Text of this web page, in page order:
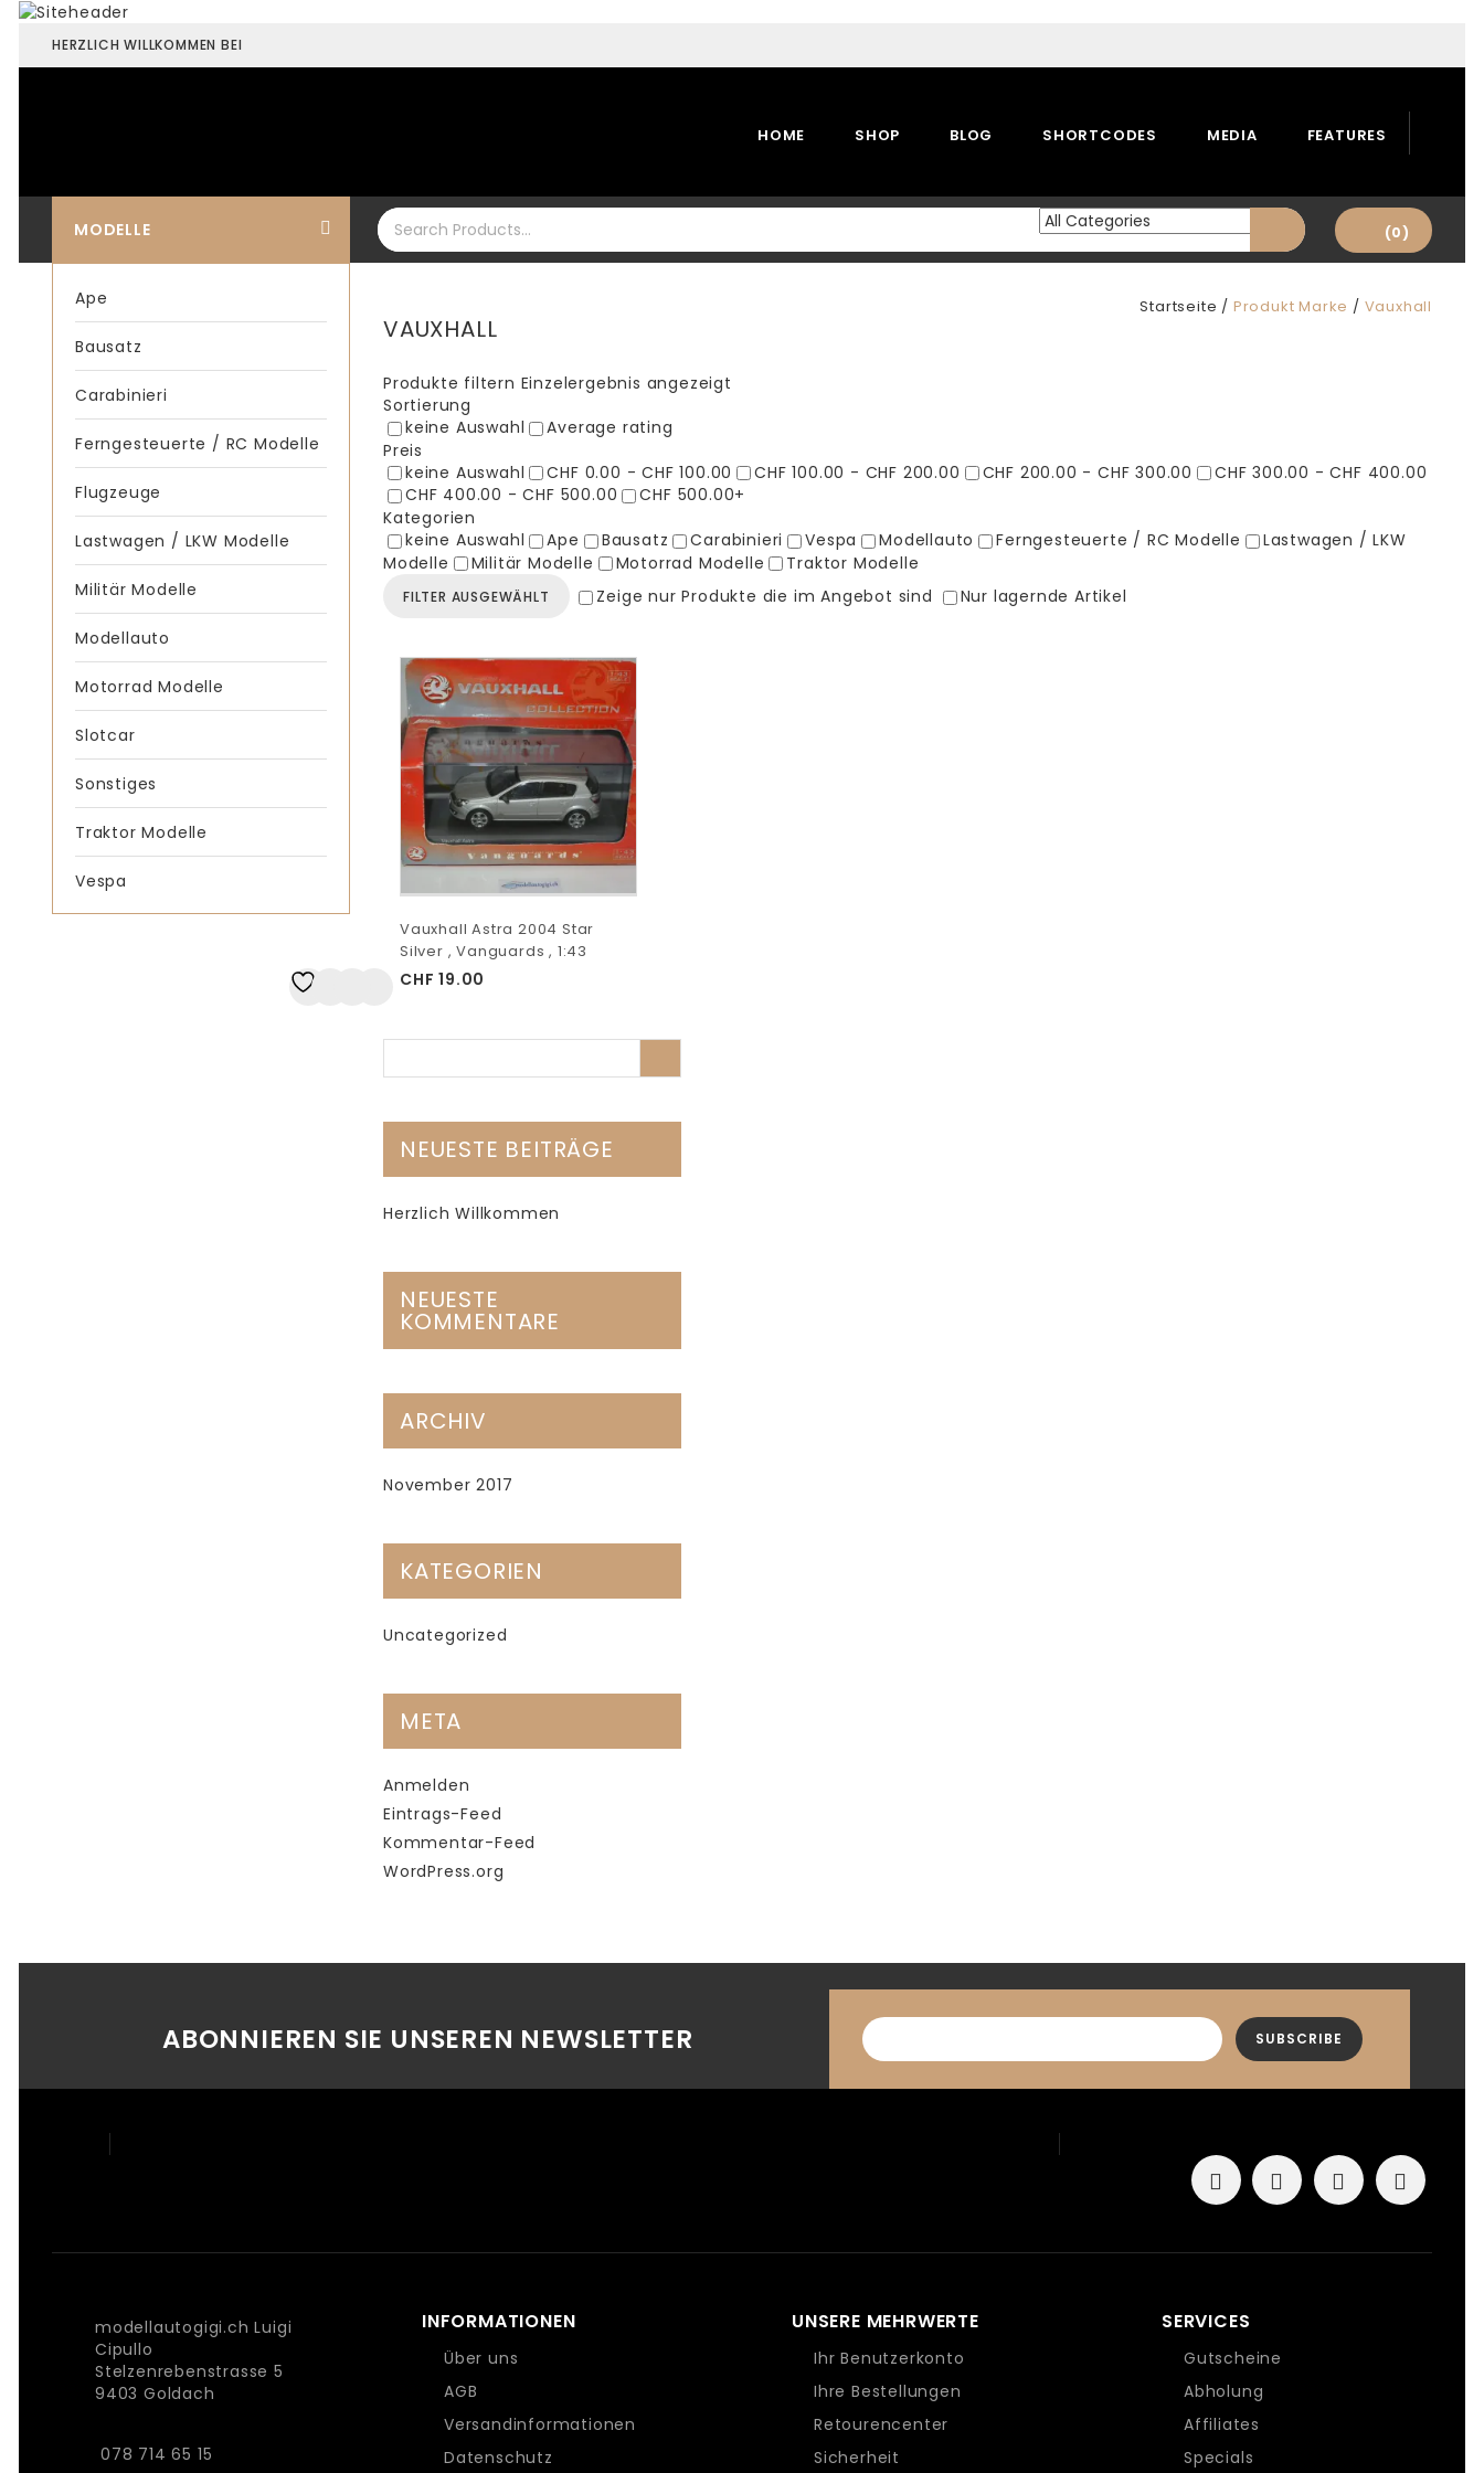
HERZLICH WILLKOMMEN BEI
HOME SHOP BLOG SHORTCODES MEDIA FEATURES
MODELLE (0)
Ape
Bausatz
Carabinieri
Ferngesteuerte / RC Modelle
Flugzeuge
Lastwagen / LKW Modelle
Militär Modelle
Modellauto
Motorrad Modelle
Slotcar
Sonstiges
Traktor Modelle
Vespa
Startseite / Produkt Marke / Vauxhall
VAUXHALL
Produkte filtern Einzelergebnis angezeigt
Sortierung
keine Auswahl
Average rating
Preis
keine Auswahl
CHF 0.00 - CHF 100.00 CHF 100.00 - CHF 200.00 CHF 200.00 - CHF 300.00
CHF 300.00 - CHF 400.00
CHF 400.00 - CHF 500.00
CHF 500.00+
Kategorien
keine Auswahl
Ape Bausatz Carabinieri Vespa Modellauto Ferngesteuerte / RC Modelle
Lastwagen / LKW
Modelle
Militär Modelle Motorrad Modelle Traktor Modelle
FILTER AUSGEWÄHLT Zeige nur Produkte die im Angebot sind Nur lagernde Artikel
Vauxhall Astra 2004 Star
Silver , Vanguards , 1:43
CHF 19.00
NEUESTE BEITRÄGE
Herzlich Willkommen
NEUESTE
KOMMENTARE
ARCHIV
November 2017
KATEGORIEN
Uncategorized
META
Anmelden
Eintrags-Feed
Kommentar-Feed
WordPress.org
ABONNIEREN SIE UNSEREN NEWSLETTER
modellautogigi.ch Luigi
Cipullo
Stelzenrebenstrasse 5
9403 Goldach
078 714 65 15
INFORMATIONEN
Über uns
AGB
Versandinformationen
Datenschutz
UNSERE MEHRWERTE
Ihr Benutzerkonto
Ihre Bestellungen
Retourencenter
Sicherheit
SERVICES
Gutscheine
Abholung
Affiliates
Specials